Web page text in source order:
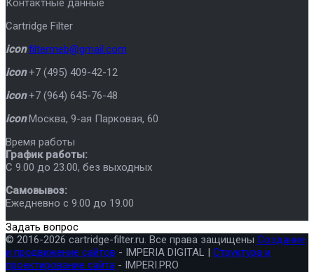
Контактные данные
Cartridge Filter
icon filtermeb@gmail.com
icon +7 (495) 409-42-12
icon +7 (964) 645-76-48
icon Москва, 9-ая Парковая, 60
Время работы
График работы:
C 9.00 до 23.00, без выходных
Самовывоз:
Ежедневно с 9.00 до 19.00
Задать вопрос
© 2016-2026 cartridge-filter.ru. Все права защищены Создание
и продвижение сайтов - IMPERIA DIGITAL | Структура и
проектирование сайта - IMPERI.PRO